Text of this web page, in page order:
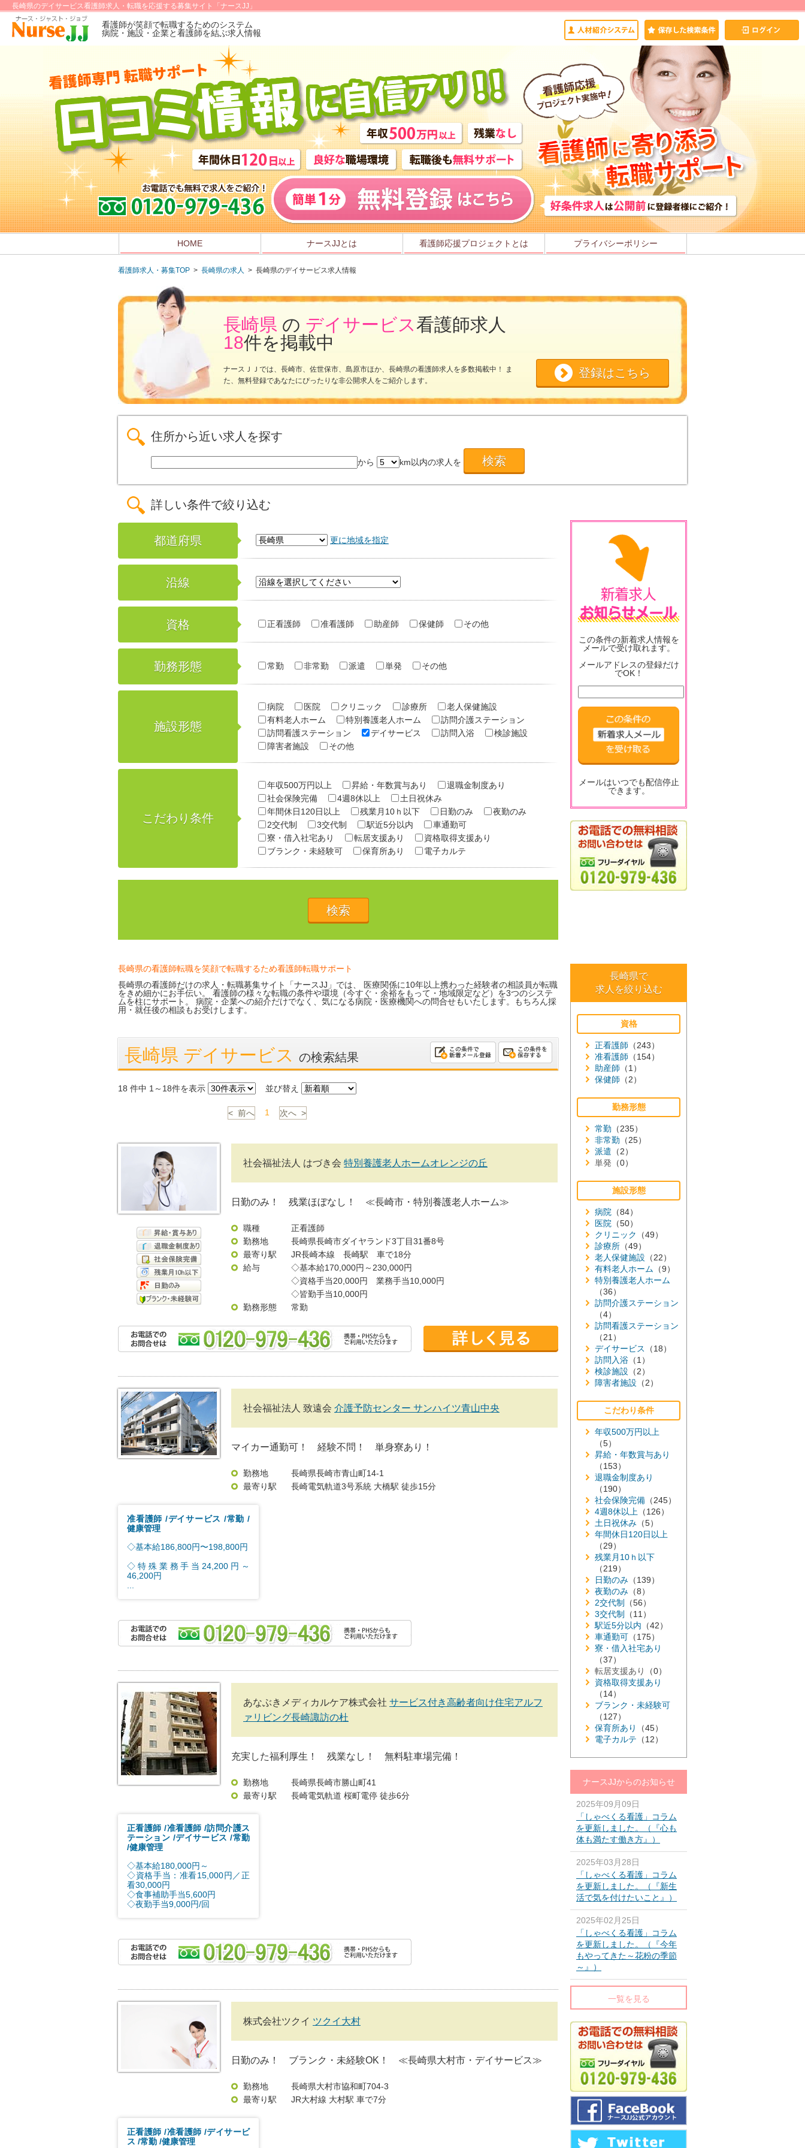
長崎県のデイサービス看護師求人・転職を応援する募集サイト「ナースJJ」
看護師が笑顔で転職するためのシステム
病院・施設・企業と看護師を結ぶ求人情報
HOME ナースJJとは 看護師応援プロジェクトとは プライバシーポリシー
看護師求人・募集TOP > 長崎県の求人 > 長崎県のデイサービス求人情報
長崎県 の デイサービス看護師求人
18件を掲載中
ナースＪＪでは、長崎市、佐世保市、島原市ほか、長崎県の看護師求人を多数掲載中！ ま
た、無料登録であなたにぴったりな非公開求人をご紹介します。
登録はこちら
住所から近い求人を探す
から km以内の求人を
詳しい条件で絞り込む
都道府県 更に地域を指定
沿線
資格 正看護師 准看護師 助産師 保健師 その他
勤務形態 常勤 非常勤 派遣 単発 その他
施設形態
病院 医院 クリニック 診療所
老人保健施設
有料老人ホーム
特別養護老人ホーム
訪問介護ステーション
訪問看護ステーション
デイサービス 訪問入浴
検診施設
障害者施設
その他
こだわり条件
年収500万円以上 昇給・年数賞与あり
退職金制度あり
社会保険完備
4週8休以上
土日祝休み
年間休日120日以上
残業月10ｈ以下 日勤のみ
夜勤のみ
2交代制
3交代制 駅近5分以内
車通勤可
寮・借入社宅あり
転居支援あり
資格取得支援あり
ブランク・未経験可
保育所あり 電子カルテ
この条件の新着求人情報を
メールで受け取れます。
メールアドレスの登録だけ
でOK！
メールはいつでも配信停止
できます。
長崎県の看護師転職を笑顔で転職するため看護師転職サポート
長崎県の看護師だけの求人・転職募集サイト「ナースJJ」では、 医療関係に10年以上携わった経験者の相談員が転職
をきめ細かにお手伝い。 看護師の様々な転職の条件や環境（今すぐ・余裕をもって・地域限定など）を3つのシステ
ムを柱にサポート。 病院・企業への紹介だけでなく、気になる病院・医療機関への問合せもいたします。もちろん採
用・就任後の相談もお受けします。
長崎県 デイサービス の検索結果
18 件中 1～18件を表示 並び替え
< 前へ 1 次へ >
社会福祉法人 はづき会 特別養護老人ホームオレンジの丘
日勤のみ！ 残業ほぼなし！ ≪長崎市・特別養護老人ホーム≫
職種
正看護師
勤務地
長崎県長崎市ダイヤランド3丁目31番8号
最寄り駅
JR長崎本線 長崎駅 車で18分
給与
◇基本給170,000円～230,000円
◇資格手当20,000円 業務手当10,000円
◇皆勤手当10,000円
勤務形態
常勤
社会福祉法人 致遠会 介護予防センター サンハイツ青山中央
マイカー通勤可！ 経験不問！ 単身寮あり！
勤務地
長崎県長崎市青山町14-1
最寄り駅
長崎電気軌道3号系統 大橋駅 徒歩15分
准看護師 デイサービス
常勤
健康管理
◇基本給186,800円〜198,800円
◇特殊業務手当24,200円～
46,200円
あなぶきメディカルケア株式会社 サービス付き高齢者向け住宅アルフ
ァリビング長崎諏訪の杜
充実した福利厚生！ 残業なし！ 無料駐車場完備！
勤務地
長崎県長崎市勝山町41
最寄り駅
長崎電気軌道 桜町電停 徒歩6分
正看護師 准看護師 訪問介護ス
テーション デイサービス
常勤
健康管理
◇基本給180,000円～
◇資格手当：准看15,000円／正
看30,000円
◇食事補助手当5,600円
◇夜勤手当9,000円/回
株式会社ツクイ ツクイ大村
日勤のみ！ ブランク・未経験OK！ ≪長崎県大村市・デイサービス≫
勤務地
長崎県大村市協和町704-3
最寄り駅
JR大村線 大村駅 車で7分
正看護師 准看護師 デイサービ
ス 常勤 健康管理
長崎県で
求人を絞り込む
資格
正看護師 （243）
准看護師 （154）
助産師 （1）
保健師 （2）
勤務形態
常勤 （235）
非常勤 （25）
派遣 （2）
単発 （0）
施設形態
病院 （84）
医院 （50）
クリニック
（49）
診療所 （49）
老人保健施設 （22）
有料老人ホーム （9）
特別養護老人ホーム
（36）
訪問介護ステーション
（4）
訪問看護ステーション
（21）
デイサービス
（18）
訪問入浴 （1）
検診施設 （2）
障害者施設 （2）
こだわり条件
年収500万円以上
（5）
昇給・年数賞与あり
（153）
退職金制度あり
（190）
社会保険完備 （245）
4週8休以上 （126）
土日祝休み （5）
年間休日120日以上
（29）
残業月10ｈ以下
（219）
日勤のみ （139）
夜勤のみ （8）
2交代制
（56）
3交代制
（11）
駅近5分以内 （42）
車通勤可 （175）
寮・借入社宅あり
（37）
転居支援あり
（0）
資格取得支援あり
（14）
ブランク・未経験可
（127）
保育所あり
（45）
電子カルテ （12）
ナースJJからのお知らせ
2025年09月09日
「しゃべくる看護」コラム
を更新しました。（『心も
体も満たす働き方』）
2025年03月28日
「しゃべくる看護」コラム
を更新しました。（『新生
活で気を付けたいこと』）
2025年02月25日
「しゃべくる看護」コラム
を更新しました。（『今年
もやってきた～花粉の季節
～』）
一覧を見る